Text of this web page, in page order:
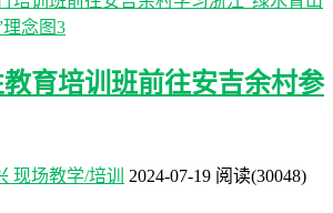
育培训班前往安吉余村参
现场教学/培训 2024-07-19 阅读(30048)